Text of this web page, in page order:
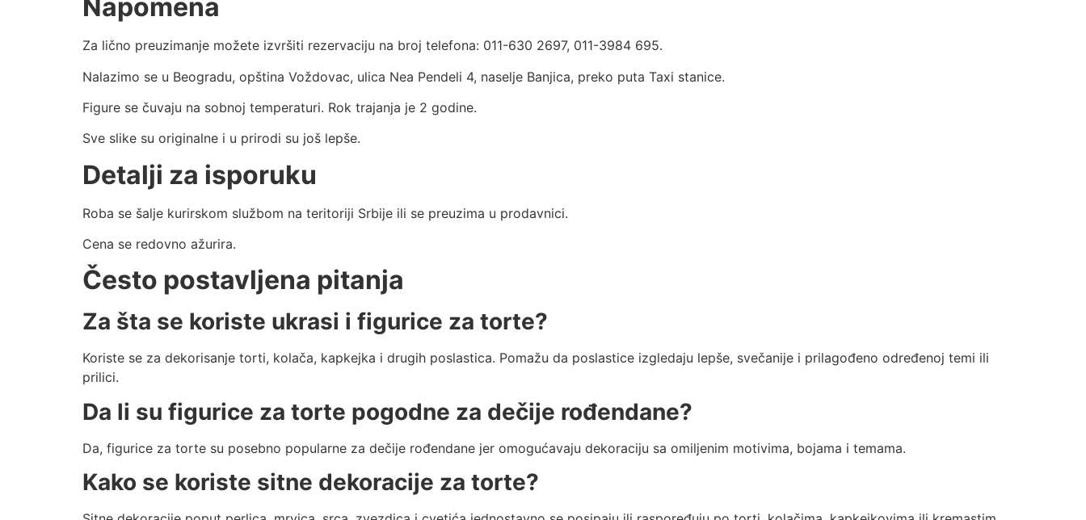
Napomena
Za lično preuzimanje možete izvršiti rezervaciju na broj telefona: 011-630 2697, 011-3984 695.
Nalazimo se u Beogradu, opština Voždovac, ulica Nea Pendeli 4, naselje Banjica, preko puta Taxi stanice.
Figure se čuvaju na sobnoj temperaturi. Rok trajanja je 2 godine.
Sve slike su originalne i u prirodi su još lepše.
Detalji za isporuku
Roba se šalje kurirskom službom na teritoriji Srbije ili se preuzima u prodavnici.
Cena se redovno ažurira.
Često postavljena pitanja
Za šta se koriste ukrasi i figurice za torte?
Koriste se za dekorisanje torti, kolača, kapkejka i drugih poslastica. Pomažu da poslastice izgledaju lepše, svečanije i prilagođeno određenoj temi ili
prilici.
Da li su figurice za torte pogodne za dečije rođendane?
Da, figurice za torte su posebno popularne za dečije rođendane jer omogućavaju dekoraciju sa omiljenim motivima, bojama i temama.
Kako se koriste sitne dekoracije za torte?